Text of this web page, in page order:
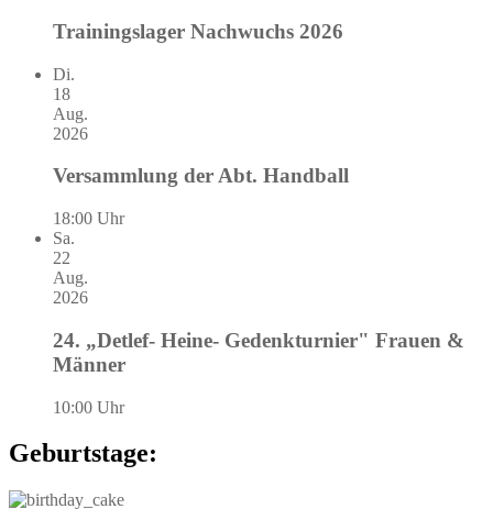
Trainingslager Nachwuchs 2026
Di.
18
Aug.
2026
Versammlung der Abt. Handball
18:00 Uhr
Sa.
22
Aug.
2026
24. „Detlef- Heine- Gedenkturnier" Frauen &
Männer
10:00 Uhr
Geburtstage: